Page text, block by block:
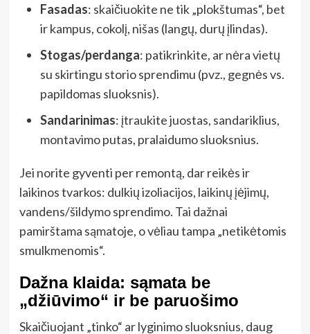
Fasadas: skaičiuokite ne tik „plokštumas“, bet
ir kampus, cokolį, nišas (langų, durų įlindas).
Stogas/perdanga: patikrinkite, ar nėra vietų
su skirtingu storio sprendimu (pvz., gegnės vs.
papildomas sluoksnis).
Sandarinimas: įtraukite juostas, sandariklius,
montavimo putas, pralaidumo sluoksnius.
Jei norite gyventi per remontą, dar reikės ir
laikinos tvarkos: dulkių izoliacijos, laikinų įėjimų,
vandens/šildymo sprendimo. Tai dažnai
pamirštama sąmatoje, o vėliau tampa „netikėtomis
smulkmenomis“.
Dažna klaida: sąmata be
„džiūvimo“ ir be paruošimo
Skaičiuojant „tinko“ ar lyginimo sluoksnius, daug